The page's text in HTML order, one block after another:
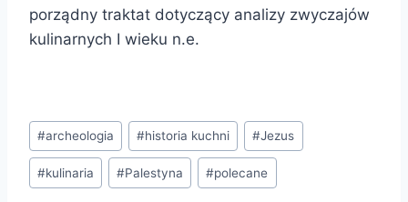
porządny traktat dotyczący analizy zwyczajów
kulinarnych I wieku n.e.
Tagi
wpisu:
#archeologia #historia kuchni #Jezus
#kulinaria #Palestyna #polecane